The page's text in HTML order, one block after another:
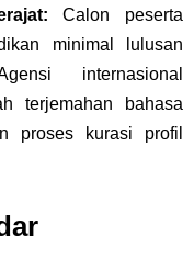
Calon peserta
minimal lulusan
internasional
terjemahan bahasa
proses kurasi profil